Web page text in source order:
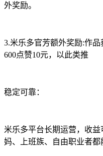
外奖励。
3.米乐多官芳额外奖励:作品
600点赞10元，以此类推
稳定可靠：
米乐多平台长期运营，收
妈、上班族、自由职业者都